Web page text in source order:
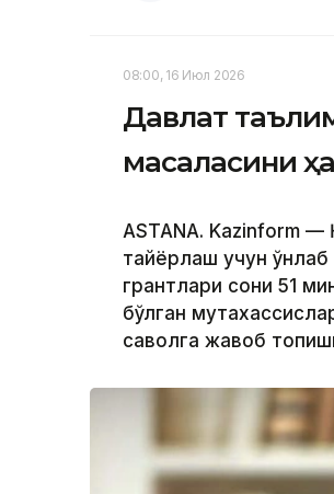
08:00, 16 Июл 2026
Давлат
масаласини
ASTANA. Kazinform —
тайёрлаш учун
грантлари сони 51
бўлган
саволга жавоб